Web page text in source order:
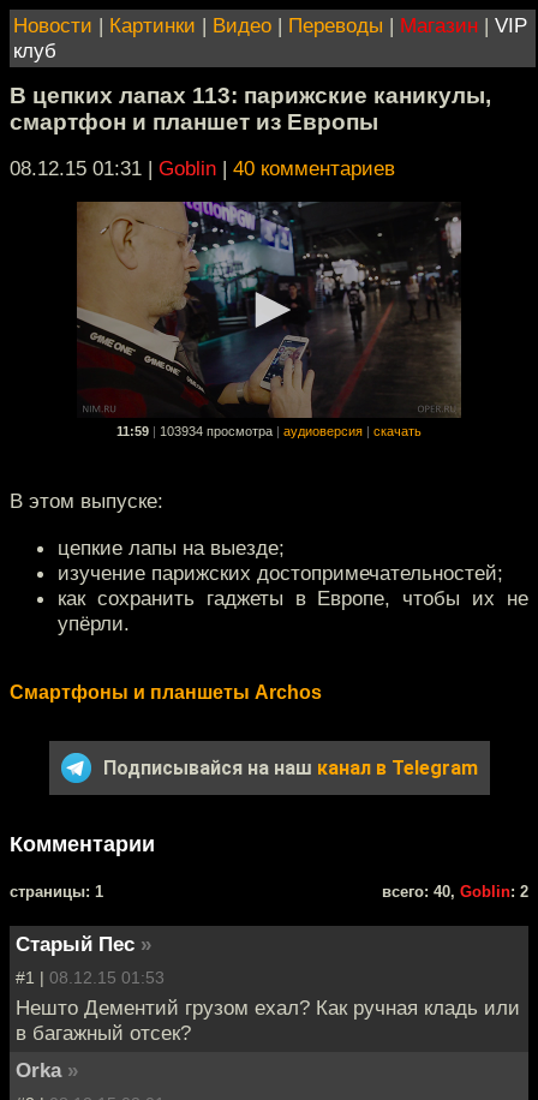
Новости | Картинки | Видео | Переводы | Магазин | VIP
клуб
В цепких лапах 113: парижские каникулы,
смартфон и планшет из Европы
08.12.15 01:31 | Goblin | 40 комментариев
11:59 103934 просмотра аудиоверсия скачать
В этом выпуске:
цепкие лапы на выезде;
изучение парижских достопримечательностей;
как сохранить гаджеты в Европе, чтобы их не
упёрли.
Cмартфоны и планшеты Archos
Подписывайся на наш канал в Telegram
Комментарии
cтраницы: 1 всего: 40, Goblin: 2
Старый Пес »
#1 | 08.12.15 01:53
Нешто Дементий грузом ехал? Как ручная кладь или
в багажный отсек?
Orka »